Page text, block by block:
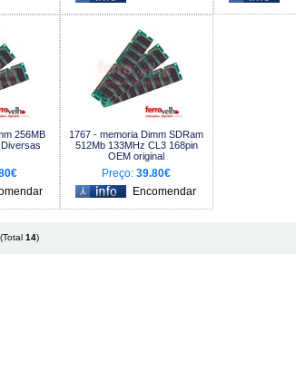
256MB
1767 - memoria Dimm SDRam
512Mb 133MHz CL3 168pin
OEM original
Preço: 39.80€
14)